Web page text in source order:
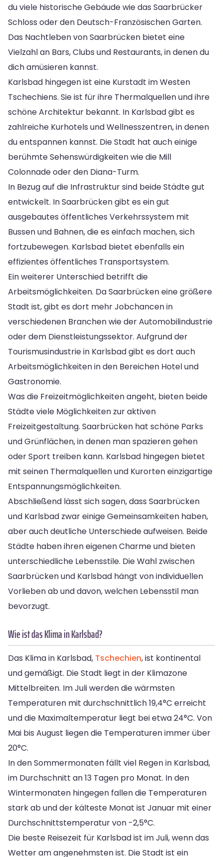
du viele historische Gebäude wie das Saarbrücker
Schloss oder den Deutsch-Französischen Garten.
Das Nachtleben von Saarbrücken bietet eine
Vielzahl an Bars, Clubs und Restaurants, in denen du
dich amüsieren kannst.
Karlsbad hingegen ist eine Kurstadt im Westen
Tschechiens. Sie ist für ihre Thermalquellen und ihre
schöne Architektur bekannt. In Karlsbad gibt es
zahlreiche Kurhotels und Wellnesszentren, in denen
du entspannen kannst. Die Stadt hat auch einige
berühmte Sehenswürdigkeiten wie die Mill
Colonnade oder den Diana-Turm.
In Bezug auf die Infrastruktur sind beide Städte gut
entwickelt. In Saarbrücken gibt es ein gut
ausgebautes öffentliches Verkehrssystem mit
Bussen und Bahnen, die es einfach machen, sich
fortzubewegen. Karlsbad bietet ebenfalls ein
effizientes öffentliches Transportsystem.
Ein weiterer Unterschied betrifft die
Arbeitsmöglichkeiten. Da Saarbrücken eine größere
Stadt ist, gibt es dort mehr Jobchancen in
verschiedenen Branchen wie der Automobilindustrie
oder dem Dienstleistungssektor. Aufgrund der
Tourismusindustrie in Karlsbad gibt es dort auch
Arbeitsmöglichkeiten in den Bereichen Hotel und
Gastronomie.
Was die Freizeitmöglichkeiten angeht, bieten beide
Städte viele Möglichkeiten zur aktiven
Freizeitgestaltung. Saarbrücken hat schöne Parks
und Grünflächen, in denen man spazieren gehen
oder Sport treiben kann. Karlsbad hingegen bietet
mit seinen Thermalquellen und Kurorten einzigartige
Entspannungsmöglichkeiten.
Abschließend lässt sich sagen, dass Saarbrücken
und Karlsbad zwar einige Gemeinsamkeiten haben,
aber auch deutliche Unterschiede aufweisen. Beide
Städte haben ihren eigenen Charme und bieten
unterschiedliche Lebensstile. Die Wahl zwischen
Saarbrücken und Karlsbad hängt von individuellen
Vorlieben ab und davon, welchen Lebensstil man
bevorzugt.
Wie ist das Klima in Karlsbad?
Das Klima in Karlsbad, Tschechien, ist kontinental
und gemäßigt. Die Stadt liegt in der Klimazone
Mittelbreiten. Im Juli werden die wärmsten
Temperaturen mit durchschnittlich 19,4°C erreicht
und die Maximaltemperatur liegt bei etwa 24°C. Von
Mai bis August liegen die Temperaturen immer über
20°C.
In den Sommermonaten fällt viel Regen in Karlsbad,
im Durchschnitt an 13 Tagen pro Monat. In den
Wintermonaten hingegen fallen die Temperaturen
stark ab und der kälteste Monat ist Januar mit einer
Durchschnittstemperatur von -2,5°C.
Die beste Reisezeit für Karlsbad ist im Juli, wenn das
Wetter am angenehmsten ist. Die Stadt ist ein